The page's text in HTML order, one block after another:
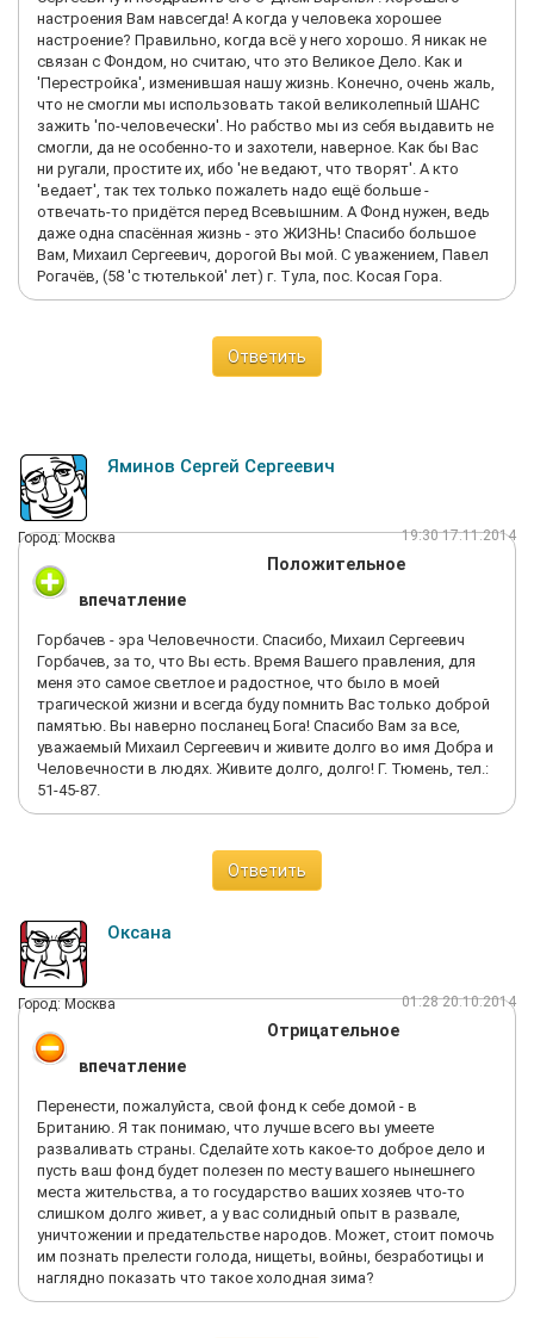
настроения Вам навсегда! А когда у человека хорошее
настроение? Правильно, когда всё у него хорошо. Я никак не
связан с Фондом, но считаю, что это Великое Дело. Как и
'Перестройка', изменившая нашу жизнь. Конечно, очень жаль,
что не смогли мы использовать такой великолепный ШАНС
зажить 'по-человечески'. Но рабство мы из себя выдавить не
смогли, да не особенно-то и захотели, наверное. Как бы Вас
ни ругали, простите их, ибо 'не ведают, что творят'. А кто
'ведает', так тех только пожалеть надо ещё больше -
отвечать-то придётся перед Всевышним. А Фонд нужен, ведь
даже одна спасённая жизнь - это ЖИЗНЬ! Спасибо большое
Вам, Михаил Сергеевич, дорогой Вы мой. С уважением, Павел
Рогачёв, (58 'с тютелькой' лет) г. Тула, пос. Косая Гора.
Ответить
Яминов Сергей Сергеевич
Город: Москва 19:30 17.11.2014
Положительное
впечатление
Горбачев - эра Человечности. Спасибо, Михаил Сергеевич
Горбачев, за то, что Вы есть. Время Вашего правления, для
меня это самое светлое и радостное, что было в моей
трагической жизни и всегда буду помнить Вас только доброй
памятью. Вы наверно посланец Бога! Спасибо Вам за все,
уважаемый Михаил Сергеевич и живите долго во имя Добра и
Человечности в людях. Живите долго, долго! Г. Тюмень, тел.:
51-45-87.
Ответить
Оксана
Город: Москва 01:28 20.10.2014
Отрицательное
впечатление
Перенести, пожалуйста, свой фонд к себе домой - в
Британию. Я так понимаю, что лучше всего вы умеете
разваливать страны. Сделайте хоть какое-то доброе дело и
пусть ваш фонд будет полезен по месту вашего нынешнего
места жительства, а то государство ваших хозяев что-то
слишком долго живет, а у вас солидный опыт в развале,
уничтожении и предательстве народов. Может, стоит помочь
им познать прелести голода, нищеты, войны, безработицы и
наглядно показать что такое холодная зима?